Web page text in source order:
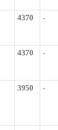
4370 -
4370 -
3950 -